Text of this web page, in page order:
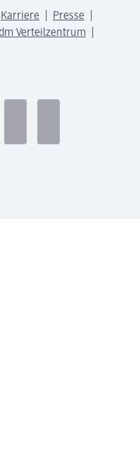
Karriere
Presse
Verteilzentrum